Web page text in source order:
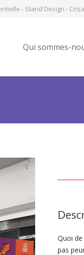
- Stand Design -
Qui sommes-
Quoi
pas